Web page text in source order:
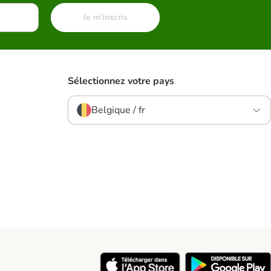
Je m'inscris
Sélectionnez votre pays
Belgique / fr